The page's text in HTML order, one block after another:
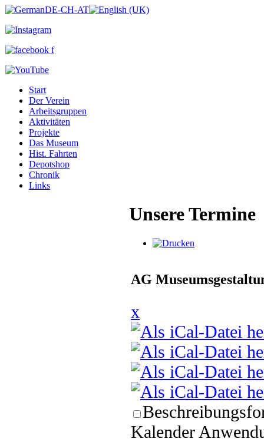
Start
Der Verein
Arbeitsgruppen
Aktivitäten
Projekte
Das Museum
Hist. Fahrten
Depotshop
Chronik
Links
Unsere Termine
AG
x
Kalender